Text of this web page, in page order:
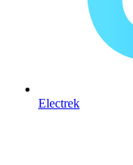
Electrek